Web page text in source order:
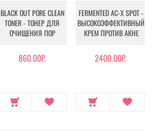
BLACK OUT PORE CLEAN
TONER - ТОНЕР ДЛЯ
ОЧИЩЕНИЯ ПОР
860.00Р.
FERMENTED AC-X SPOT -
ВЫСОКОЭФФЕКТИВНЫЙ
КРЕМ ПРОТИВ АКНЕ
2400.00Р.